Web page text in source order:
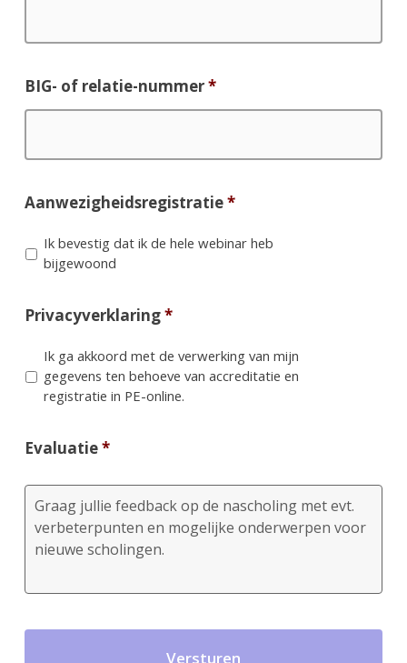
BIG- of relatie-nummer*
Aanwezigheidsregistratie*
Ik bevestig dat ik de hele webinar heb
bijgewoond
Privacyverklaring*
Ik ga akkoord met de verwerking van mijn
gegevens ten behoeve van accreditatie en
registratie in PE-online.
Evaluatie*